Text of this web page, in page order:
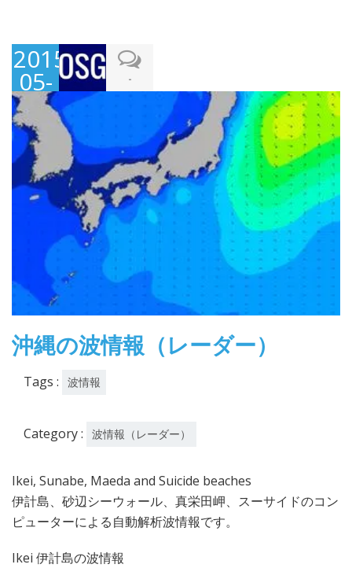
2015-
05-
01
-
沖縄の波情報（レーダー）
Tags : 波情報
Category : 波情報（レーダー）
Ikei, Sunabe, Maeda and Suicide beaches
伊計島、砂辺シーウォール、真栄田岬、スーサイドのコン
ピューターによる自動解析波情報です。
Ikei 伊計島の波情報